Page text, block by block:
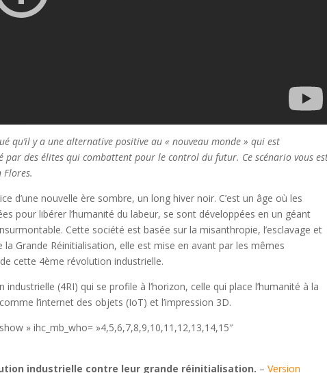
qu’il y a une alternative positive au « nouveau monde » qui est
par des élites qui combattent pour le control du futur. Ce scénario vous
d’une nouvelle ère sombre, un long hiver noir. C’est un âge où les
pour libérer l’humanité du labeur, se sont développées en un géant
Cette société est basée sur la misanthropie, l’esclavage et
la Grande Réinitialisation, elle est mise en avant par les mêmes
cette 4ème révolution industrielle.
(4RI) qui se profile à l’horizon, celle qui place l’humanité à la
l’internet des objets (IoT) et l’impression 3D.
» ihc_mb_who= »4,5,6,7,8,9,10,11,12,13,14,15″
industrielle contre leur grande réinitialisation. –Version